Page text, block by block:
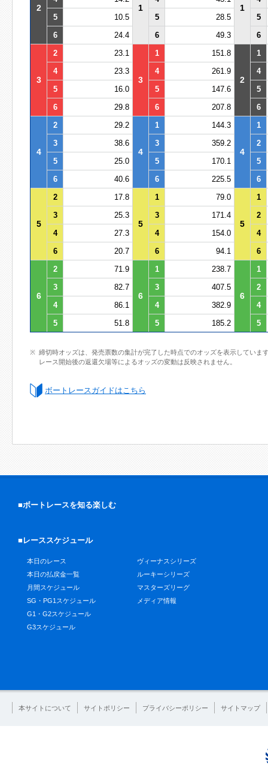
2 1 1
5
10.5 5 28.5
5
6
24.4 6 49.3 6
3
2 23.1
3
1 151.8
2
1
4
23.3 4 261.9
4
5
16.0 5 147.6
5
6
29.8 6 207.8 6
4
2 29.2
4
1 144.3
4
1
3
38.6 3 359.2
2
5
25.0 5 170.1
5
6
40.6 6 225.5 6
5
2 17.8
5
1 79.0
5
1
3
25.3 3 171.4
2
4
27.3 4 154.0
4
6
20.7 6 94.1 6
6
2 71.9
6
1 238.7
6
1
3
82.7 3 407.5
2
4
86.1 4 382.9
4
5
51.8 5 185.2 5
締切時オッズは、発売票数の集計が完了した時点でのオッズを表示していま
レース開始後の返還欠場等によるオッズの変動は反映されません。
ボートレースガイドはこちら
■ボートレースを知る楽しむ
■レーススケジュール
本日のレース
本日の払戻金一覧
月間スケジュール
SG・PG1スケジュール
G1・G2スケジュール
G3スケジュール
ヴィーナスシリーズ
ルーキーシリーズ
マスターズリーグ
メディア情報
本サイトについて サイトポリシー プライバシーポリシー サイトマップ